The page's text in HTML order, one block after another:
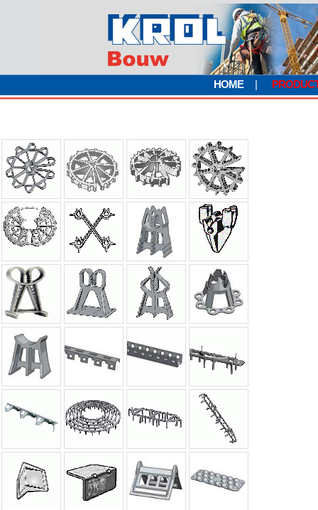
HOME|